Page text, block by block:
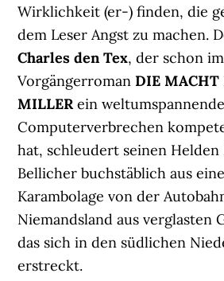
Wirklichkeit (er-) finden, die
dem Leser Angst zu machen.
Charles den Tex, der schon im
VorgängerromanDIE MACHT
MILLERein
Computerverbrechen
hat, schleudert seinen Helden
Bellicher buchstäblich aus
Karambolage von der
Niemandsland aus verglasten
das sich in den südlichen
erstreckt.